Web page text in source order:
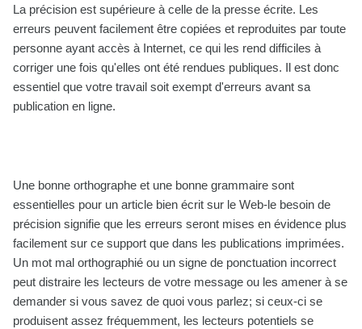
La précision est supérieure à celle de la presse écrite. Les
erreurs peuvent facilement être copiées et reproduites par toute
personne ayant accès à Internet, ce qui les rend difficiles à
corriger une fois qu'elles ont été rendues publiques. Il est donc
essentiel que votre travail soit exempt d'erreurs avant sa
publication en ligne.
Une bonne orthographe et une bonne grammaire sont
essentielles pour un article bien écrit sur le Web-le besoin de
précision signifie que les erreurs seront mises en évidence plus
facilement sur ce support que dans les publications imprimées.
Un mot mal orthographié ou un signe de ponctuation incorrect
peut distraire les lecteurs de votre message ou les amener à se
demander si vous savez de quoi vous parlez; si ceux-ci se
produisent assez fréquemment, les lecteurs potentiels se